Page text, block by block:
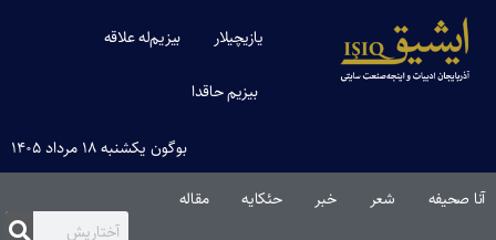
یازیچیلار بیزیم‌له علاقه
بیزیم حاقدا
بوگون یکشنبه ۱۸ مرداد ۱۴۰۵
آنا صحیفه شعر خبر حئکایه مقاله‌